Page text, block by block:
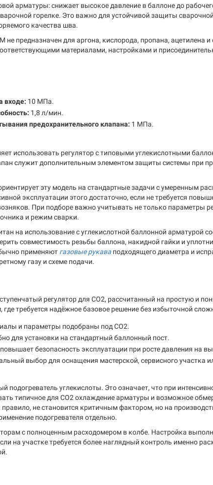
арматуры: снижает высокое давление в баллоне до
горелке. Это важно для устойчивой защиты
качества шва.
не предназначен для аргона, кислорода, пропана, ацетилена
материалами, настройками и
входе: 10 МПа.
1,8 л/мин.
предохранительного клапана: 1 МПа.
использовать регулятор с типовыми углекислотными
служит дополнительным элементом защиты системы при
эту модель на стандартные задачи с умеренным
эксплуатации этого достаточно, если не требуется
При подборе важно учитывать не только параметры
и режим сварки.
на использование с углекислотной баллонной арматурой
совместимость резьбы баллона, накидной гайки и
применяют газовые рукава подходящего диаметра и
газу и схеме подачи.
регулятор для CO2, рассчитанный на простую и
требуется надёжное базовое решение без избыточной
и параметры подобраны под CO2.
для установки на стандартный баллонный пост.
повышает безопасность эксплуатации при росте давления на
выбор для оснащения мастерской, сервисного участка
подогреватель углекислоты. Это означает, что при
типичное для CO2 охлаждение арматуры и возможное
не становится критичным фактором, но на
подогревателя отдельно.
с полноценным расходомером в колбе. Настройка
на участке требуется более наглядный контроль именно